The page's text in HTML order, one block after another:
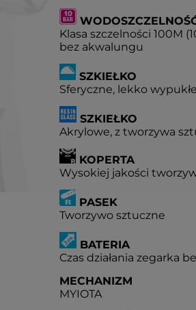
Klasa szczelności 100M
bez akwalungu
SZKIEŁKO
Sferyczne, lekko wypukłe
SZKIEŁKO
Akrylowe, z tworzywa
KOPERTA
Wysokiej jakości
PASEK
Tworzywo sztuczne
BATERIA
Czas działania zegarka
MECHANIZM
MYIOTA